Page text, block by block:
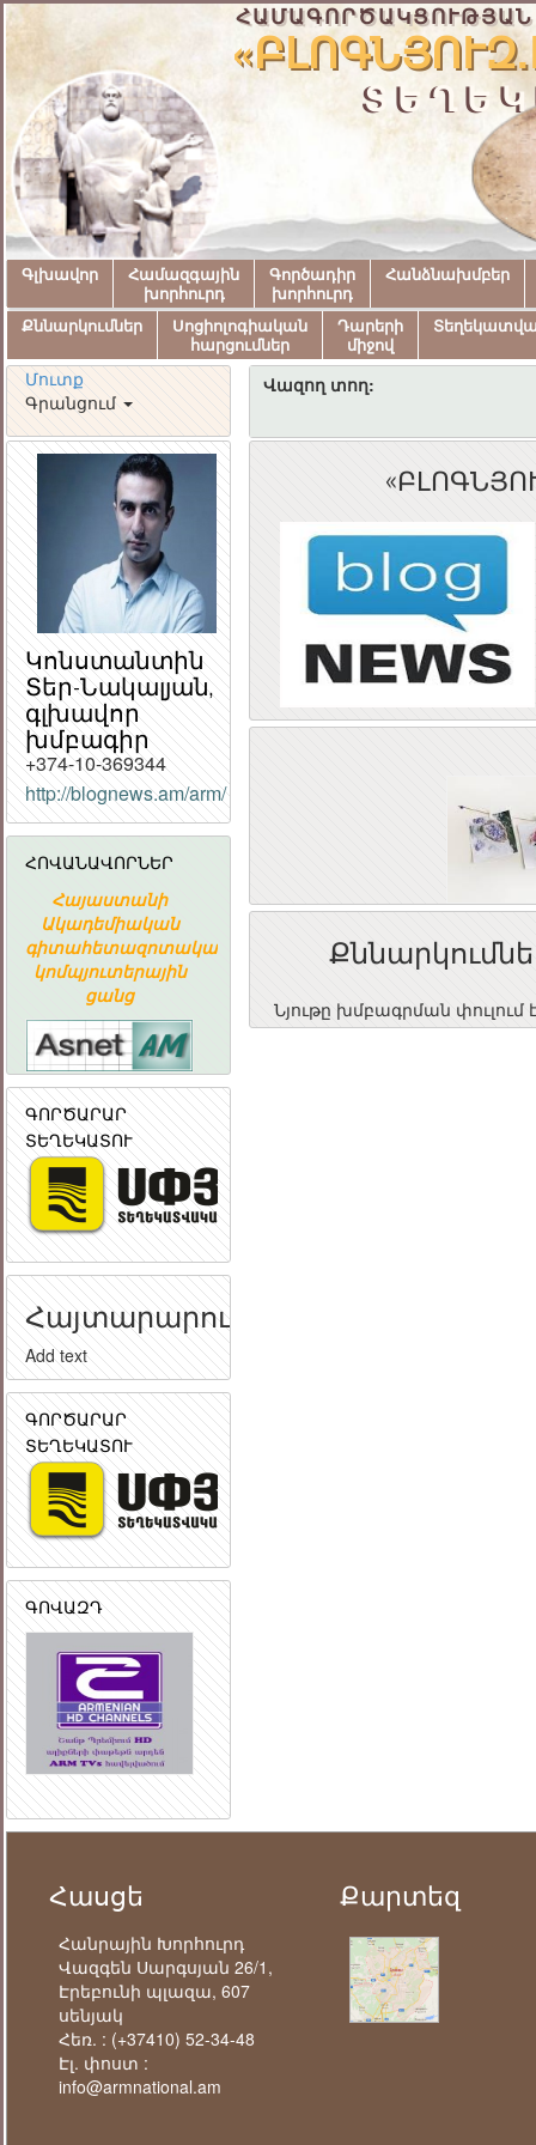
Գլխավոր
Համազգային
խորհուրդ
Գործադիր
խորհուրդ
Հանձնախմբեր
Քննարկումներ
Սոցիոլոգիական
հարցումներ
Դարերի
միջով
Մուտք
Գրանցում
Վազող տող:
Կոնստանտին
Տեր-Նակալյան,
գլխավոր
խմբագիր
+374-10-369344
http://blognews.am/arm/
ՀՈՎԱՆԱՎՈՐՆԵՐ
Հայաստանի
Ակադեմիական
գիտահետազոտական
կոմպյուտերային
ցանց
«ԱՐՄԻՆԿՈ»
ՏԵՂԵԿԱՏՎԱԿԱՆ
ԸՆԿԵՐՈՒԹՅՈՒՆ
ԳՈՐԾԱՐԱՐ
ՏԵՂԵԿԱՏՈՒ
Հայտարարություն
Add text
ԳՈՐԾԱՐԱՐ
ՏԵՂԵԿԱՏՈՒ
ԳՈՎԱԶԴ
Նյութը խմբագրման փուլում է
ՀԱՆՐԱՅԻՆ
ԽՈՐՀՈՒՐԴ
Հասցե
Հանրային Խորհուրդ
Վազգեն Սարգսյան 26/1,
Էրեբունի պլազա, 607
սենյակ
Հեռ. : (+37410) 52-34-48
Էլ. փոստ :
info@armnational.am
Քարտեզ